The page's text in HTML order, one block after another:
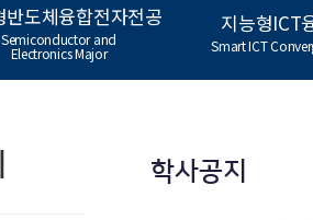
반도체융합전자전공
Semiconductor and
Electronics Major
지능형ICT
Smart ICT
학사공지